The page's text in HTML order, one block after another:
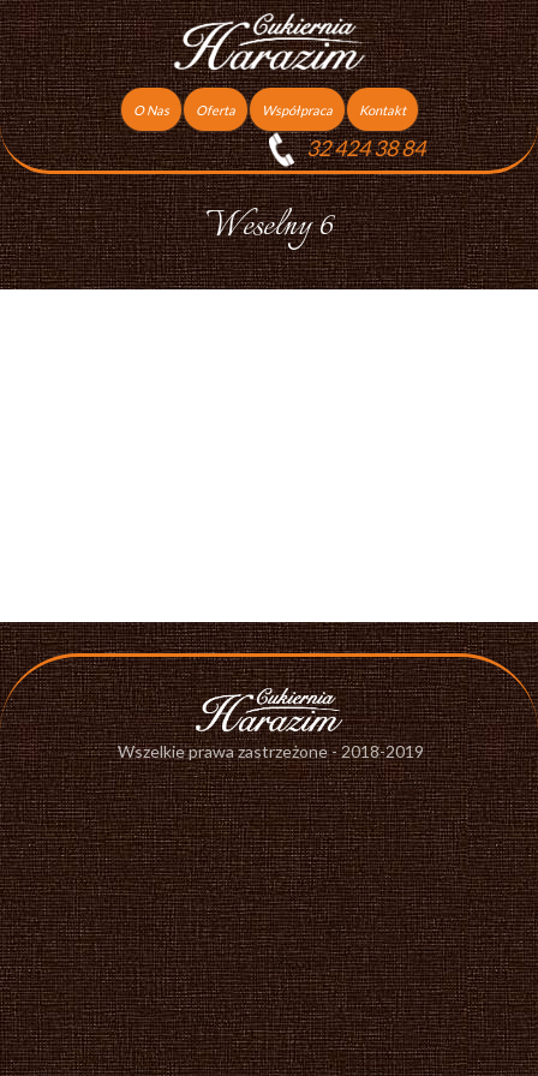
Wszelkie prawa zastrzeżone - 2018-2019
Weselny 6
O Nas Oferta
Torty
Ciasta
Ciasteczka
Ciasta Świąteczne
Współpraca
Praca
Kontakt
32 424 38 84